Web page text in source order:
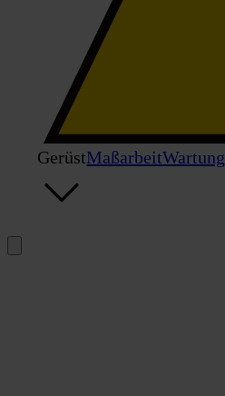
GerüstMaßarbeitWartung